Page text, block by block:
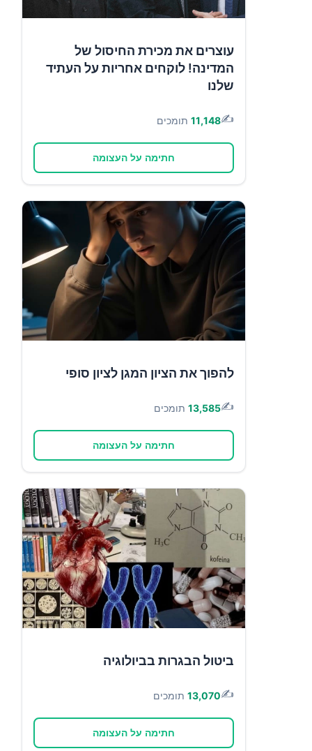
עוצרים את מכירת החיסול של
המדינה! לוקחים אחריות על העתיד
שלנו
✍️
11,148 תומכים
חתימה על העצומה
להפוך את הציון המגן לציון סופי
✍️
13,585 תומכים
חתימה על העצומה
ביטול הבגרות בביולוגיה
✍️
13,070 תומכים
חתימה על העצומה